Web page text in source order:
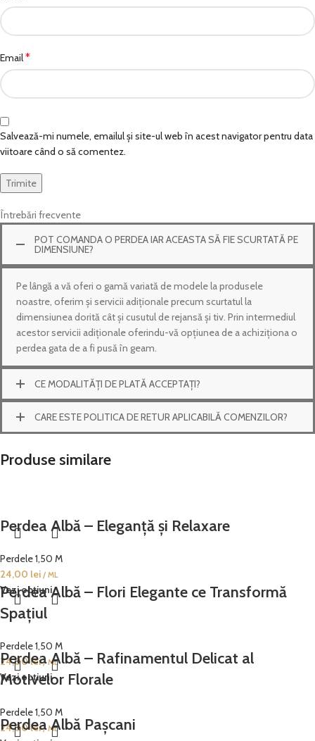
Email*
Salvează-mi numele, emailul și site-ul web în acest navigator pentru data
viitoare când o să comentez.
Întrebări frecvente
POT COMANDA O PERDEA IAR ACEASTA SĂ FIE SCURTATĂ PE
DIMENSIUNE?
Pe lângă a vă oferi o gamă variată de modele la produsele
noastre, oferim și servicii adiționale precum scurtatul la
dimensiunea dorită cât și cusutul de rejansă și tiv. Prin intermediul
acestor servicii adiționale oferindu-vă opțiunea de a achiziționa o
perdea gata de a fi pusă în geam.
CE MODALITĂȚI DE PLATĂ ACCEPTAȚI?
CARE ESTE POLITICA DE RETUR APLICABILĂ COMENZILOR?
Produse similare
Perdea Albă – Eleganță și Relaxare
Perdele 1,50 M
24,00 lei / ML
Vezi opțiuni
Perdea Albă – Flori Elegante ce Transformă
Spațiul
Perdele 1,50 M
24,00lei / ML
Vezi opțiuni
Perdea Albă – Rafinamentul Delicat al
Motivelor Florale
Perdele 1,50 M
24,00lei / ML
Perdea Albă Pașcani